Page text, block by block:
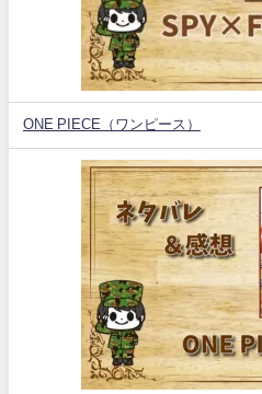
ONE PIECE（ワンピース）